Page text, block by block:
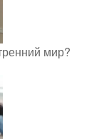
мир?